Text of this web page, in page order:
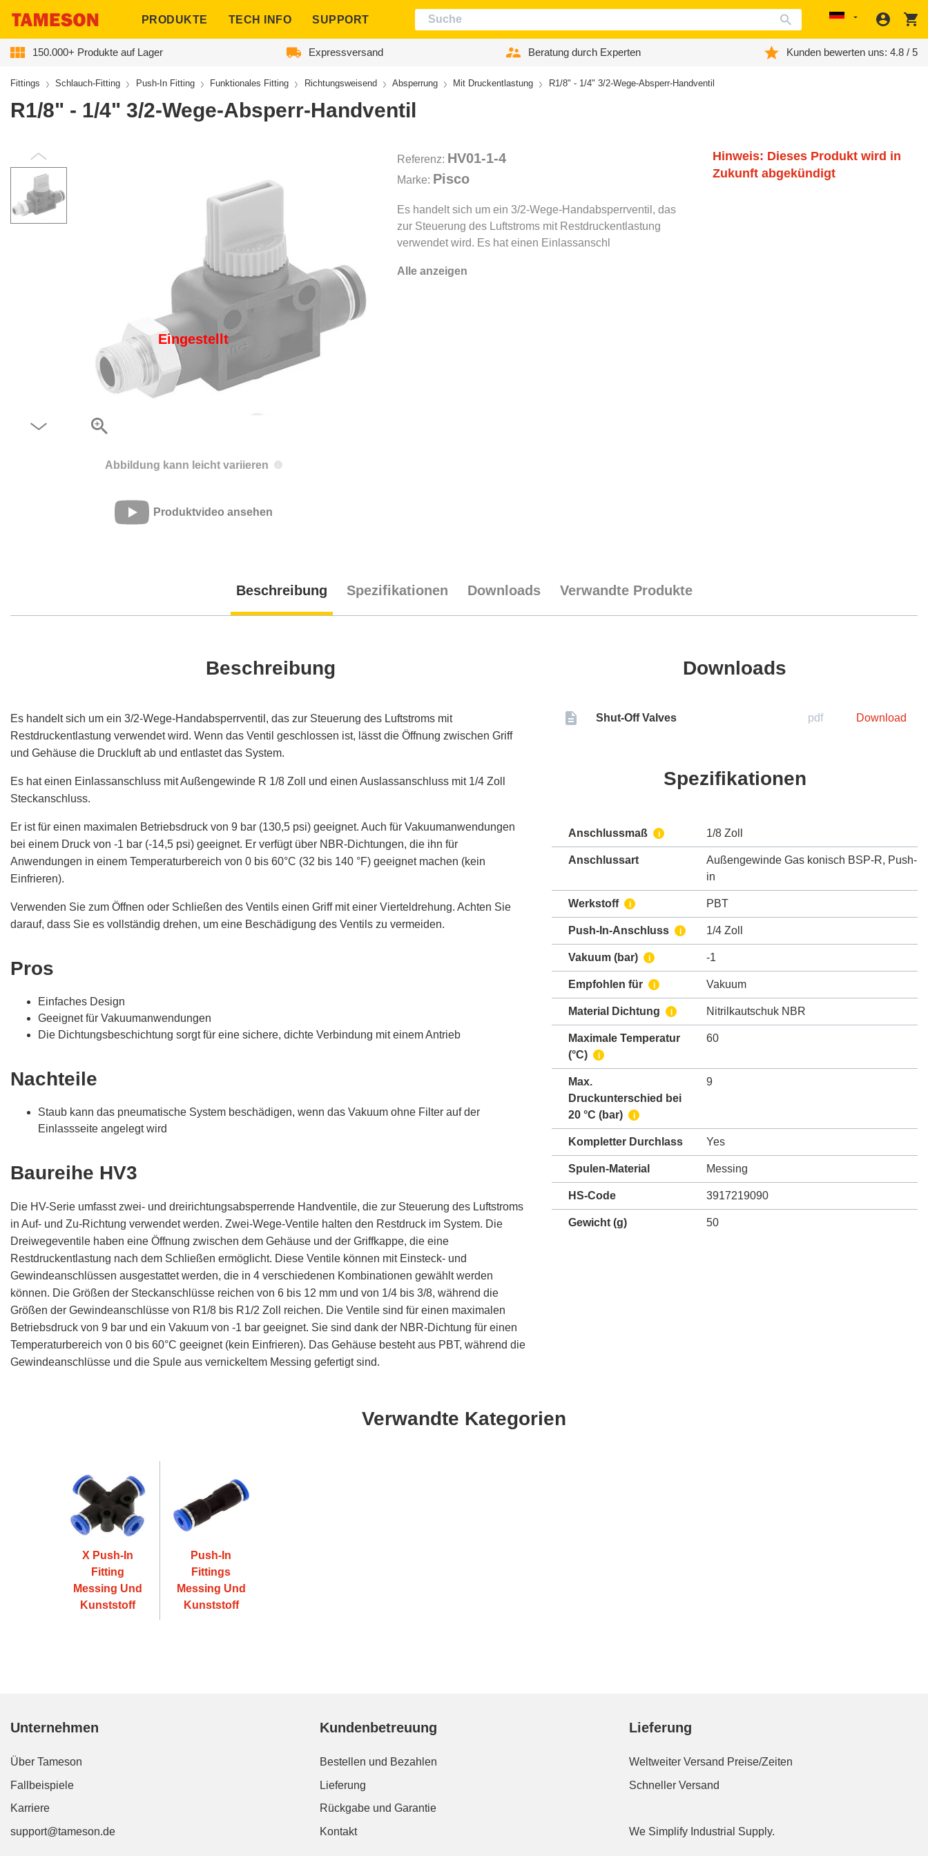
PRODUKTE TECH INFO SUPPORT Localization
150.000+ Produkte auf Lager Expressversand Beratung durch Experten Kunden bewerten uns: 4.8 / 5
Fittings Schlauch-Fitting Push-In Fitting Funktionales Fitting Richtungsweisend Absperrung Mit Druckentlastung R1/8" - 1/4" 3/2-Wege-Absperr-Handventil
R1/8" - 1/4" 3/2-Wege-Absperr-Handventil
Eingestellt
Abbildung kann leicht variieren
Produktvideo ansehen
Referenz: HV01-1-4
Marke: Pisco
Es handelt sich um ein 3/2-Wege-Handabsperrventil, das
zur Steuerung des Luftstroms mit Restdruckentlastung
verwendet wird. Es hat einen Einlassanschl
Alle anzeigen
Hinweis: Dieses Produkt wird in
Zukunft abgekündigt
Beschreibung Spezifikationen Downloads Verwandte Produkte
Beschreibung
Es handelt sich um ein 3/2-Wege-Handabsperrventil, das zur Steuerung des Luftstroms mit
Restdruckentlastung verwendet wird. Wenn das Ventil geschlossen ist, lässt die Öffnung zwischen Griff
und Gehäuse die Druckluft ab und entlastet das System.
Es hat einen Einlassanschluss mit Außengewinde R 1/8 Zoll und einen Auslassanschluss mit 1/4 Zoll
Steckanschluss.
Er ist für einen maximalen Betriebsdruck von 9 bar (130,5 psi) geeignet. Auch für Vakuumanwendungen
bei einem Druck von -1 bar (-14,5 psi) geeignet. Er verfügt über NBR-Dichtungen, die ihn für
Anwendungen in einem Temperaturbereich von 0 bis 60°C (32 bis 140 °F) geeignet machen (kein
Einfrieren).
Verwenden Sie zum Öffnen oder Schließen des Ventils einen Griff mit einer Vierteldrehung. Achten Sie
darauf, dass Sie es vollständig drehen, um eine Beschädigung des Ventils zu vermeiden.
Pros
Einfaches Design
Geeignet für Vakuumanwendungen
Die Dichtungsbeschichtung sorgt für eine sichere, dichte Verbindung mit einem Antrieb
Nachteile
Staub kann das pneumatische System beschädigen, wenn das Vakuum ohne Filter auf der
Einlassseite angelegt wird
Baureihe HV3
Die HV-Serie umfasst zwei- und dreirichtungsabsperrende Handventile, die zur Steuerung des Luftstroms
in Auf- und Zu-Richtung verwendet werden. Zwei-Wege-Ventile halten den Restdruck im System. Die
Dreiwegeventile haben eine Öffnung zwischen dem Gehäuse und der Griffkappe, die eine
Restdruckentlastung nach dem Schließen ermöglicht. Diese Ventile können mit Einsteck- und
Gewindeanschlüssen ausgestattet werden, die in 4 verschiedenen Kombinationen gewählt werden
können. Die Größen der Steckanschlüsse reichen von 6 bis 12 mm und von 1/4 bis 3/8, während die
Größen der Gewindeanschlüsse von R1/8 bis R1/2 Zoll reichen. Die Ventile sind für einen maximalen
Betriebsdruck von 9 bar und ein Vakuum von -1 bar geeignet. Sie sind dank der NBR-Dichtung für einen
Temperaturbereich von 0 bis 60°C geeignet (kein Einfrieren). Das Gehäuse besteht aus PBT, während die
Gewindeanschlüsse und die Spule aus vernickeltem Messing gefertigt sind.
Downloads
Shut-Off Valves pdf Download
Spezifikationen
Anschlussmaß i 1/8 Zoll
Anschlussart Außengewinde Gas konisch BSP-R, Push-
in
Werkstoff i PBT
Push-In-Anschluss i 1/4 Zoll
Vakuum (bar) i -1
Empfohlen für i Vakuum
Material Dichtung i Nitrilkautschuk NBR
Maximale Temperatur
(°C)
i
60
Max.
Druckunterschied bei
20 °C (bar)
i
9
Kompletter Durchlass Yes
Spulen-Material Messing
HS-Code 3917219090
Gewicht (g) 50
Verwandte Kategorien
X Push-In
Fitting
Messing Und
Kunststoff
Push-In
Fittings
Messing Und
Kunststoff
Unternehmen
Über Tameson
Fallbeispiele
Karriere
support@tameson.de
Kundenbetreuung
Bestellen und Bezahlen
Lieferung
Rückgabe und Garantie
Kontakt
Lieferung
Weltweiter Versand Preise/Zeiten
Schneller Versand
We Simplify Industrial Supply.